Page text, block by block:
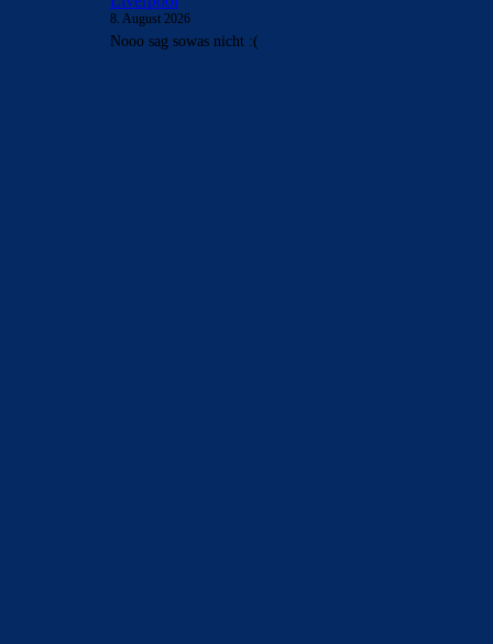
8. August 2026
Nooo sag sowas nicht :(